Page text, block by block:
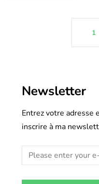
1
Newsletter
Entrez votre adresse
inscrire à ma